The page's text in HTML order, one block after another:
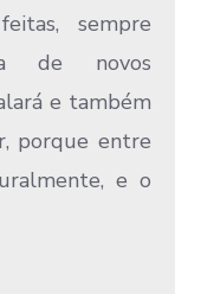
sempre
de novos
e também
porque entre
e o